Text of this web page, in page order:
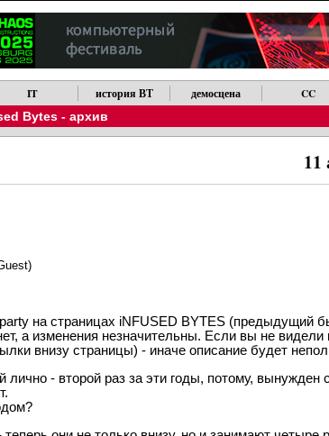
IT история ВТ
Bytes - архив
11
на страницах iNFUSED BYTES (предыдущий
а изменения незначительны. Если вы не
внизу страницы) - иначе описание будет
- второй раз за эти годы, потому, вынужден